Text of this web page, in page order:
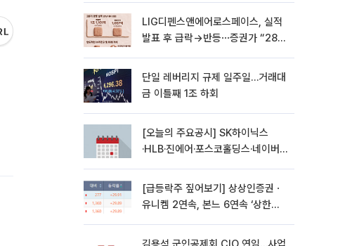
LIG디펜스앤에어로스페이스, 실적
발표 후 급락→반등⋯증권가 “28년
단일 레버리지 규제 일주일…거래대
금 이틀째 1조 하회
[오늘의 주요공시] SK하이닉스
·HLB·진에어·포스코홀딩스·네이버·
[급등락주 짚어보기] 상상인증권ㆍ
유니켐 2연속, 본느 6연속 ‘상한